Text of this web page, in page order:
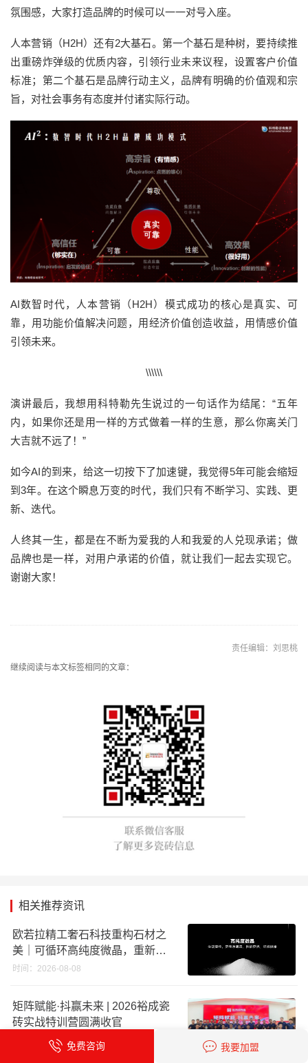
氛围感，大家打造品牌的时候可以一一对号入座。
人本营销（H2H）还有2大基石。第一个基石是种树，要持续推
出重磅炸弹级的优质内容，引领行业未来议程，设置客户价值
标准；第二个基石是品牌行动主义，品牌有明确的价值观和宗
旨，对社会事务有态度并付诸实际行动。
AI数智时代，人本营销（H2H）模式成功的核心是真实、可
靠，用功能价值解决问题，用经济价值创造收益，用情感价值
引领未来。
\\\\\\
演讲最后，我想用科特勒先生说过的一句话作为结尾：“五年
内，如果你还是用一样的方式做着一样的生意，那么你离关门
大吉就不远了！”
如今AI的到来，给这一切按下了加速键，我觉得5年可能会缩短
到3年。在这个瞬息万变的时代，我们只有不断学习、实践、更
新、迭代。
人终其一生，都是在不断为爱我的人和我爱的人兑现承诺；做
品牌也是一样，对用户承诺的价值，就让我们一起去实现它。
谢谢大家！
责任编辑：刘思桃
继续阅读与本文标签相同的文章：
相关推荐资讯
欧若拉精工奢石科技重构石材之
美｜可循环高纯度微晶，重新定
义高端奢石原料
时间：2026-08-08
矩阵赋能·抖赢未来 | 2026裕成瓷
砖实战特训营圆满收官
时间：2026-08-08
免费咨询 我要加盟